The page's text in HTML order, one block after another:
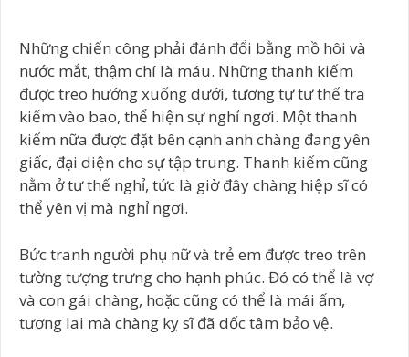
Những chiến công phải đánh đổi bằng mồ hôi và
nước mắt, thậm chí là máu. Những thanh kiếm
được treo hướng xuống dưới, tương tự tư thế tra
kiếm vào bao, thể hiện sự nghỉ ngơi. Một thanh
kiếm nữa được đặt bên cạnh anh chàng đang yên
giấc, đại diện cho sự tập trung. Thanh kiếm cũng
nằm ở tư thế nghỉ, tức là giờ đây chàng hiệp sĩ có
thể yên vị mà nghỉ ngơi.
Bức tranh người phụ nữ và trẻ em được treo trên
tường tượng trưng cho hạnh phúc. Đó có thể là vợ
và con gái chàng, hoặc cũng có thể là mái ấm,
tương lai mà chàng kỵ sĩ đã dốc tâm bảo vệ.